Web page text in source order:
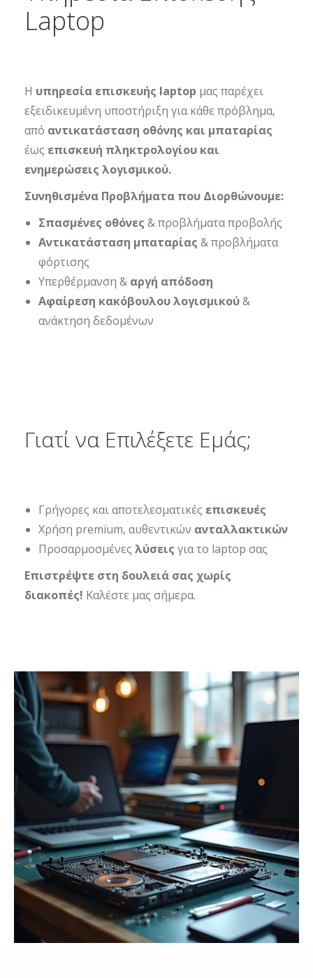
Laptop
Η υπηρεσία επισκευής laptop μας παρέχει
εξειδικευμένη υποστήριξη για κάθε πρόβλημα,
από αντικατάσταση οθόνης και μπαταρίας
έως επισκευή πληκτρολογίου και
ενημερώσεις λογισμικού.
Συνηθισμένα Προβλήματα που Διορθώνουμε:
Σπασμένες οθόνες & προβλήματα προβολής
Αντικατάσταση μπαταρίας & προβλήματα
φόρτισης
Υπερθέρμανση & αργή απόδοση
Αφαίρεση κακόβουλου λογισμικού&
ανάκτηση δεδομένων
Γιατί να Επιλέξετε Εμάς;
Γρήγορες και αποτελεσματικές επισκευές
Χρήση premium, αυθεντικών ανταλλακτικών
Προσαρμοσμένες λύσεις για το laptop σας
Επιστρέψτε στη δουλειά σας χωρίς
διακοπές! Καλέστε μας σήμερα.